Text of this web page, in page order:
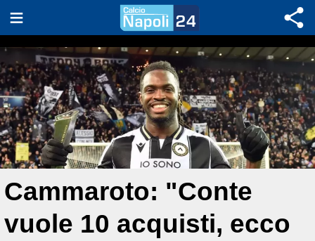
Cammaroto: "Conte
vuole 10 acquisti, ecco